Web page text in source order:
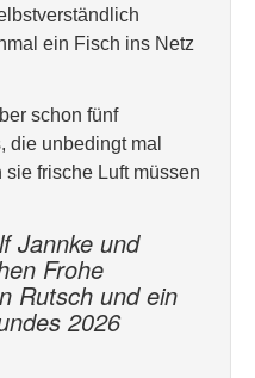
ein Fisch ins Netz
schon fünf
die unbedingt mal
frische Luft müssen
Jannke und
Frohe
Rutsch und ein
2026